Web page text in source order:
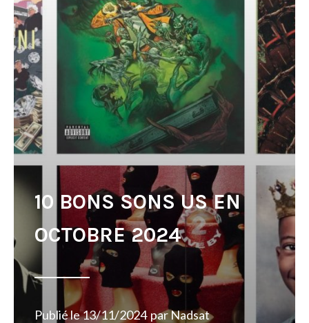
10 BONS SONS US EN
OCTOBRE 2024
Publié le13/11/2024 parNadsat